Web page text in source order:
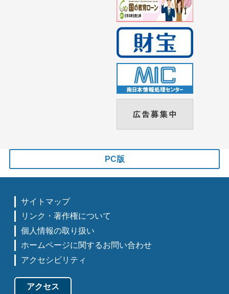
PC版
サイトマップ
リンク・著作権について
個人情報の取り扱い
ホームページに関するお問い合わせ
アクセシビリティ
アクセス